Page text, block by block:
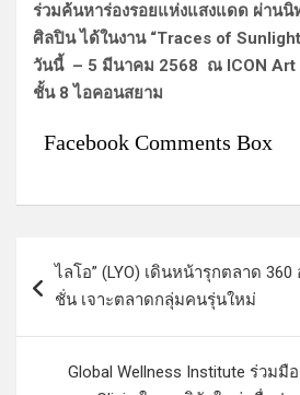
ร่วมค้นหาร่องรอยแห่งแสงแดด ผ่านนิ
ศิลปิน ได้ในงาน “Traces of
วันนี้ – 5 มีนาคม 2568 ณ ICON Art
ชั้น 8 ไอคอนสยาม
Facebook Comments Box
น
ไลโอ” (LYO) เดินหน้ารุกตลาด
ชั่น เจาะตลาดกลุ่มคนรุ่นใหม่
Global Wellness Institute ร่วมมื